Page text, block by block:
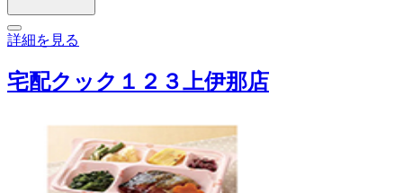
詳細を見る
宅配クック１２３上伊那店